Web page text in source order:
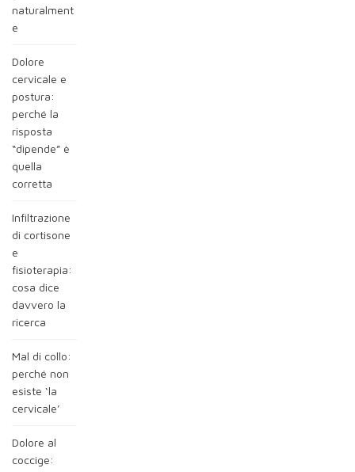
naturalment
e
Dolore
cervicale e
postura:
perché la
risposta
“dipende” è
quella
corretta
Infiltrazione
di cortisone
e
fisioterapia:
cosa dice
davvero la
ricerca
Mal di collo:
perché non
esiste ‘la
cervicale’
Dolore al
coccige: